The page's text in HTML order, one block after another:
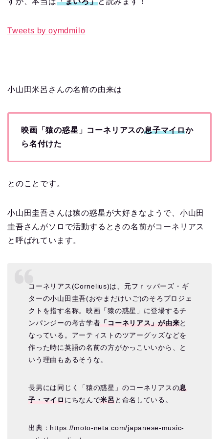
Tweets by oymdmilo
小山田米呂さんの名前の由来は
映画「猿の惑星」コーネリアスの息子マイロか
ら名付けた
とのことです。
小山田圭吾さんは猿の惑星が大好きなようで、小山田
圭吾さんがソロで活動するときの名前がコーネリアス
と呼ばれています。
コーネリアス(Cornelius)は、元フｒッパーズ・ギ
ターの小山田圭吾(おやまだけいご)のそろプロジェ
クトを指す名称。映画「猿の惑星」に登場するチ
ンパンジーの考古学者 「コーネリアス」が由来と
なっている。アーティストのツアーグッズなどを
作った時に英語の名前の方がかっこいいから、と
いう理由もあるそうな。
長男には同じく「猿の惑星」のコーネリアスの息
子・マイロ にちなんで米呂 と命名している。
出典：https://moto-neta.com/japanese-music-